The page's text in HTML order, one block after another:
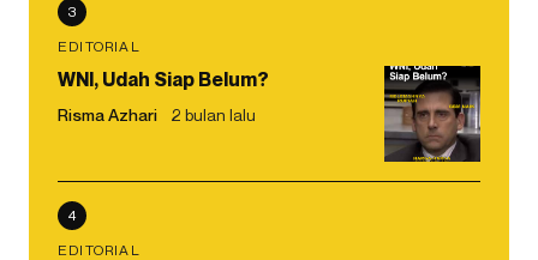
3
EDITORIAL
WNI, Udah Siap Belum?
Risma Azhari 2 bulan lalu
4
EDITORIAL